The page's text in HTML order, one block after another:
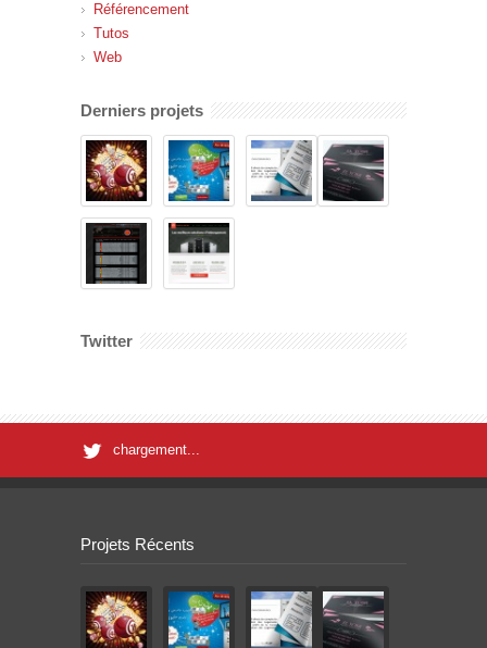
Référencement
Tutos
Web
Derniers projets
Twitter
chargement...
Projets Récents